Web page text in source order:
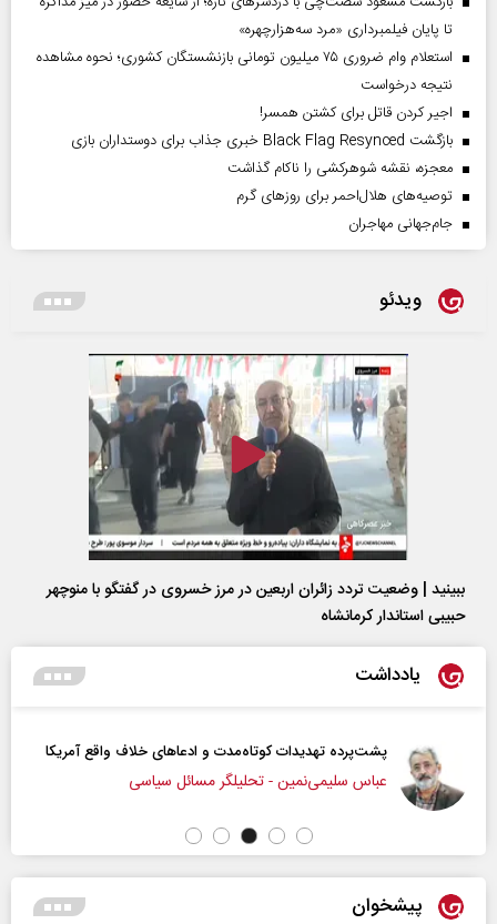
تا پایان فیلمبرداری «مرد سه‌هزارچهره»
استعلام وام ضروری ۷۵ میلیون تومانی بازنشستگان کشوری؛ نحوه مشاهده
نتیجه درخواست
اجیر کردن قاتل برای کشتن همسر!
بازگشت Black Flag Resynced خبری جذاب برای دوستداران بازی
معجزه، نقشه شوهرکشی را ناکام گذاشت
توصیه‌های هلال‌احمر برای روز‌های گرم
جام‌جهانی مهاجران
ویدئو
ببینید | وضعیت تردد زائران اربعین در مرز خسروی در گفتگو با منوچهر
حبیبی استاندار کرمانشاه
یادداشت
پشت‌پرده تهدیدات کوتاه‏‌مدت و ادعا‌های خلاف واقع آمریکا
عباس سلیمی‌نمین - تحلیلگر مسائل سیاسی
پیشخوان